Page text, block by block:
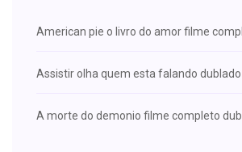
American pie o livro do amor filme
Assistir olha quem esta falando dublado
A morte do demonio filme completo